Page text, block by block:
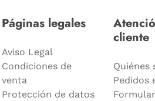
Páginas legales
Aviso Legal
Condiciones de
venta
Protección de datos
cliente
Quiénes
Pedidos